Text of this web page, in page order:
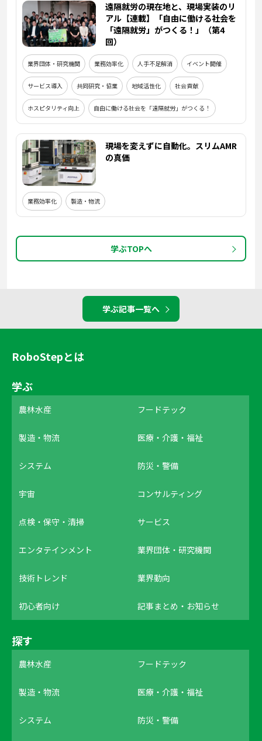
遠隔就労の現在地と、現場実装のリ
アル【連載】「自由に働ける社会を
「遠隔就労」がつくる！」（第4
回）
業界団体・研究機関 業務効率化 人手不足解消 イベント開催
サービス導入 共同研究・協業 地域活性化 社会貢献
ホスピタリティ向上 自由に働ける社会を「遠隔就労」がつくる！
現場を変えずに自動化。スリムAMR
の真価
業務効率化 製造・物流
学ぶTOPへ
学ぶ記事一覧へ
RoboStepとは
学ぶ
農林水産 フードテック
製造・物流 医療・介護・福祉
システム 防災・警備
宇宙 コンサルティング
点検・保守・清掃 サービス
エンタテインメント 業界団体・研究機関
技術トレンド 業界動向
初心者向け 記事まとめ・お知らせ
探す
農林水産 フードテック
製造・物流 医療・介護・福祉
システム 防災・警備